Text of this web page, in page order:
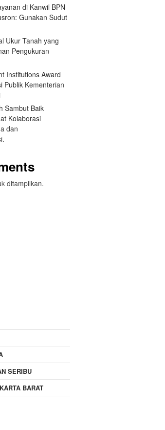
di Kanwil BPN
Gunakan Sudut
Ukur Tanah yang
Pengukuran
Institutions Award
Publik Kementerian
Sambut Baik
Kolaborasi
dan
ditampilkan.
SERIBU
BARAT